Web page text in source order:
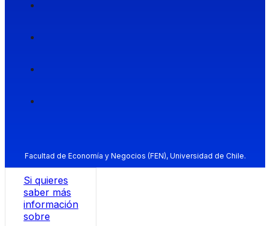
Facultad de Economía y Negocios (FEN), Universidad de Chile.
Si quieres
saber más
información
sobre